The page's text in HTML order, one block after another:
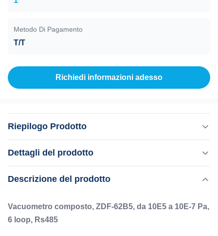
Metodo Di Pagamento
T/T
Richiedi informazioni adesso
Riepilogo Prodotto
loop, Rs485 Il vacuometro composto modello ZDF-62B5 è
e 1 set di unità di misura per alto vuoto unità di misura.
per ottenere la ...
Dettagli del prodotto
Evidenziare:
, Misuratore di vuoto di ionizzazione CE ,
Rs485 misuratore del vuoto di ionizzazione
Descrizione del prodotto
Vacuometro composto, ZDF-62B5, da 10E5 a 10E-7 Pa,
6 loop, Rs485